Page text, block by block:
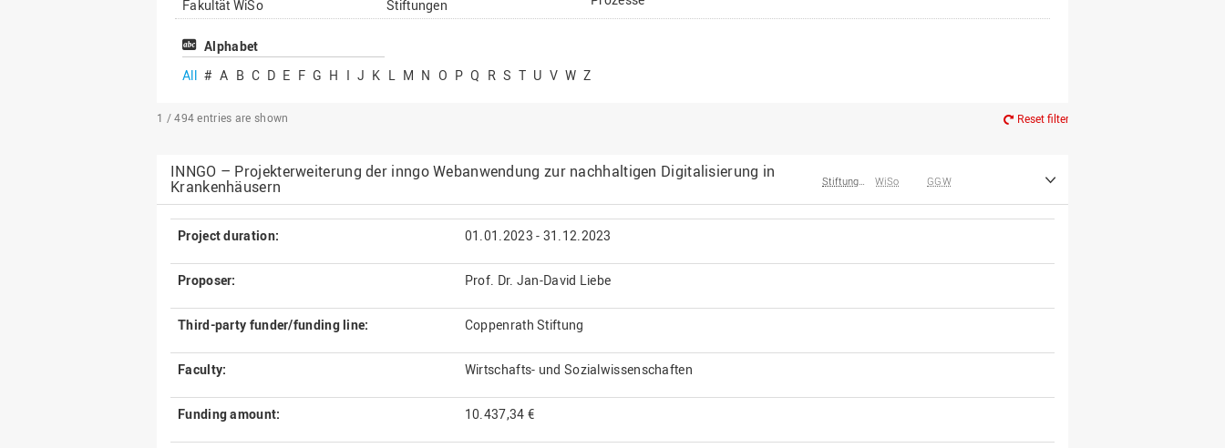
Fakultät WiSo
Institut für Musik
Stiftungen
Alphabet
All # A B C D E F G H I J K L M N O P Q R S T U V W Z
1 / 494 entries are shown Reset filter
INNGO – Projekterweiterung der inngo Webanwendung zur nachhaltigen Digitalisierung in
Krankenhäusern WiSo GGW
Project duration: 01.01.2023 - 31.12.2023
Proposer: Prof. Dr. Jan-David Liebe
Third-party funder/funding line: Coppenrath Stiftung
Faculty: Wirtschafts- und Sozialwissenschaften
Funding amount: 10.437,34 €